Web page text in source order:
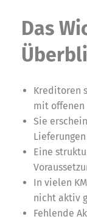
Das
Kreditoren
mit offenen
Sie
Eine
In vielen
nicht aktiv
Fehlende